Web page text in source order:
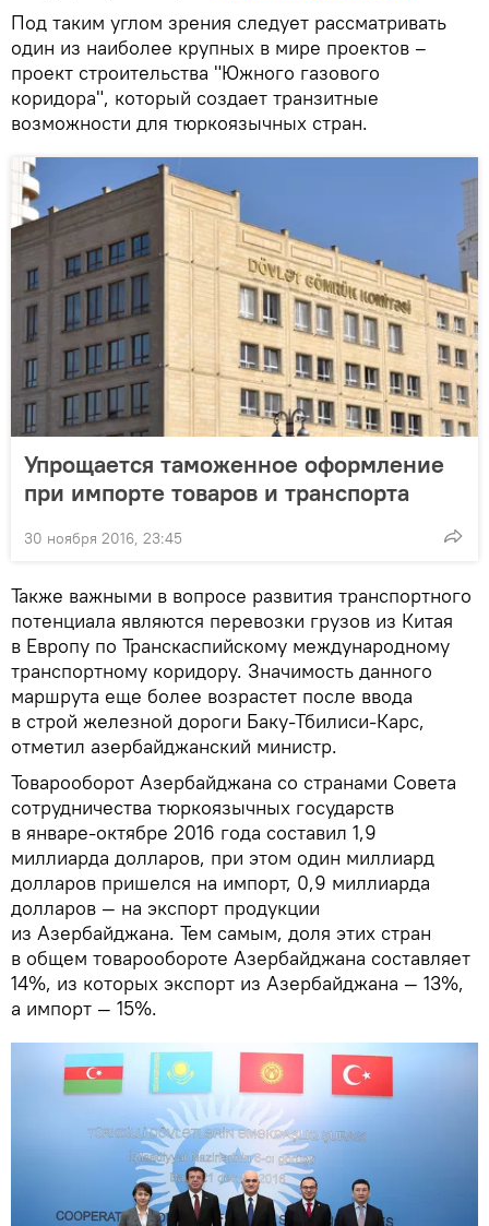
Под таким углом зрения следует рассматривать
один из наиболее крупных в мире проектов –
проект строительства "Южного газового
коридора", который создает транзитные
возможности для тюркоязычных стран.
Упрощается таможенное оформление
при импорте товаров и транспорта
30 ноября 2016, 23:45
Также важными в вопросе развития транспортного
потенциала являются перевозки грузов из Китая
в Европу по Транскаспийскому международному
транспортному коридору. Значимость данного
маршрута еще более возрастет после ввода
в строй железной дороги Баку-Тбилиси-Карс,
отметил азербайджанский министр.
Товарооборот Азербайджана со странами Совета
сотрудничества тюркоязычных государств
в январе-октябре 2016 года составил 1,9
миллиарда долларов, при этом один миллиард
долларов пришелся на импорт, 0,9 миллиарда
долларов — на экспорт продукции
из Азербайджана. Тем самым, доля этих стран
в общем товарообороте Азербайджана составляет
14%, из которых экспорт из Азербайджана — 13%,
а импорт — 15%.